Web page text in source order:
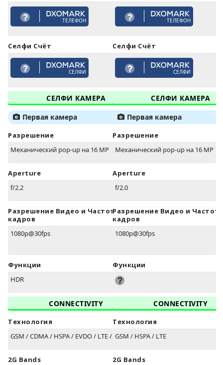
ТЕЛЕФОН
Селфи Счёт
СЕЛФИ
СЕЛФИ КАМЕРА
Первая камера
Разрешение
Механический pop-up на 16 MP
Aperture
f/2.2
Разрешение Видео и Частота
кадров
1080p@30fps
Функции
HDR
CONNECTIVITY
Технология
GSM / CDMA / HSPA / EVDO / LTE / 5G
2G Bands
ТЕЛЕФОН
Селфи Счёт
СЕЛФИ
СЕЛФИ КАМЕРА
Первая камера
Разрешение
Механический pop-up на 16 MP
Aperture
f/2.0
Разрешение Видео и Частота
кадров
1080p@30fps
Функции
CONNECTIVITY
Технология
GSM / HSPA / LTE
2G Bands